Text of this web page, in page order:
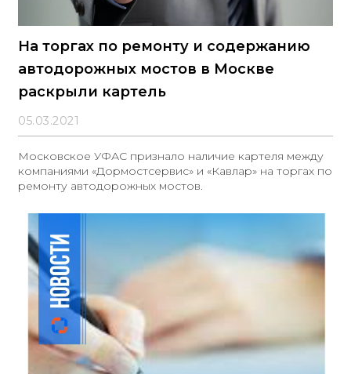
На торгах по ремонту и содержанию
автодорожных мостов в Москве
раскрыли картель
05.03.2021
Московское УФАС признало наличие картеля между
компаниями «Дормостсервис» и «Кавлар» на торгах по
ремонту автодорожных мостов.